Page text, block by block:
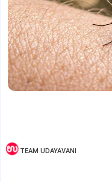
TEAM UDAYAVANI